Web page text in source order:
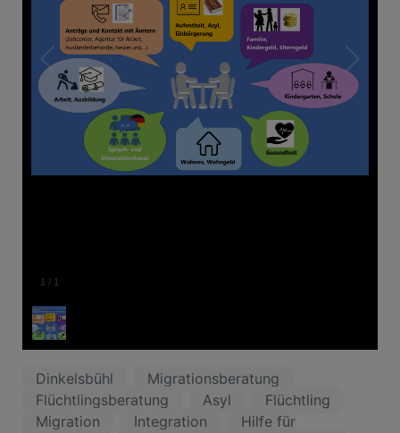
1 / 1
Dinkelsbühl
Migrationsberatung
Flüchtlingsberatung
Asyl
Flüchtling
Migration
Integration
Hilfe für